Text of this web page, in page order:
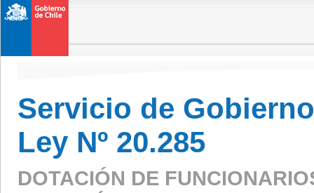
Servicio de
Ley Nº 20.285
DOTACIÓN DE